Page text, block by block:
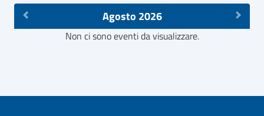
Agosto 2026
Non ci sono eventi da visualizzare.